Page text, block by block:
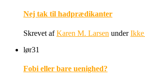
Nej tak til hadprædikanter
Skrevet afKaren M. Larsen underIkke
lør31
Fobi eller bare uenighed?